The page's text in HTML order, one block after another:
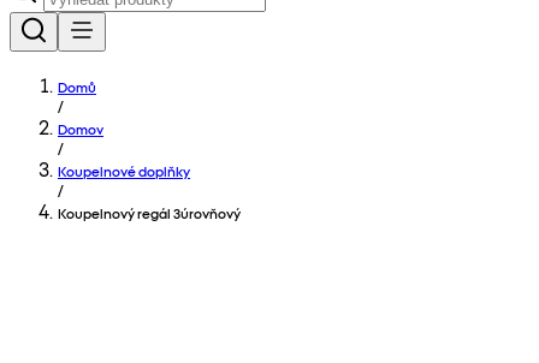
Domů
/
Domov
/
Koupelnové doplňky
/
Koupelnový regál 3úrovňový